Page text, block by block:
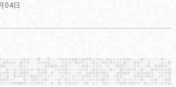
04日